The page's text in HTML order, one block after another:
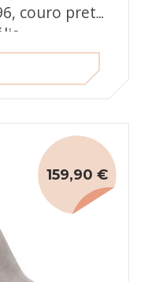
couro preto
159,90 €